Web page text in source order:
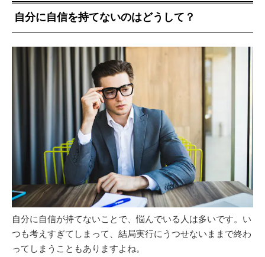
自分に自信を持てないのはどうして？
自分に自信が持てないことで、悩んでいる人は多いです。い
つも考えすぎてしまって、結局実行にうつせないままで終わ
ってしまうこともありますよね。